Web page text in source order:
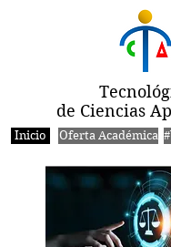
de Ciencias
Inicio
Oferta Académica